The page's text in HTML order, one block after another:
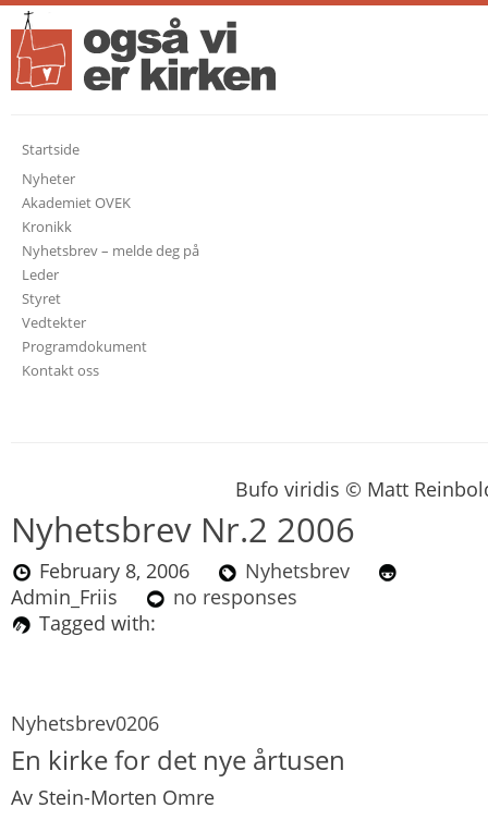
Startside
Nyheter
Akademiet OVEK
Kronikk
Nyhetsbrev – melde deg på
Leder
Styret
Vedtekter
Programdokument
Kontakt oss
Bufo viridis © Matt
Nyhetsbrev Nr.2 2006
February 8, 2006
Nyhetsbrev
Admin_Friis
no responses
Tagged with:
Nyhetsbrev0206
En kirke for det nye årtusen
Av Stein-Morten Omre